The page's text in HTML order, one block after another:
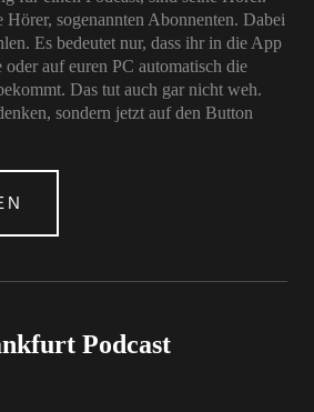
sogenannten Abonnenten. Dabei
Es bedeutet nur, dass ihr in die App
oder auf euren PC automatisch die
Das tut auch gar nicht weh.
sondern jetzt auf den Button
Podcast